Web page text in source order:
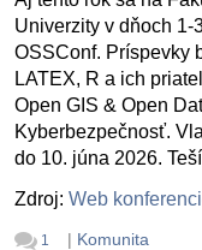
Univerzity v dňoch
OSSConf. Príspevky
LATEX, R a ich
Open GIS & Open
Kyberbezpečnosť.
do 10. júna 2026.
Zdroj: Web
1 | Komunita